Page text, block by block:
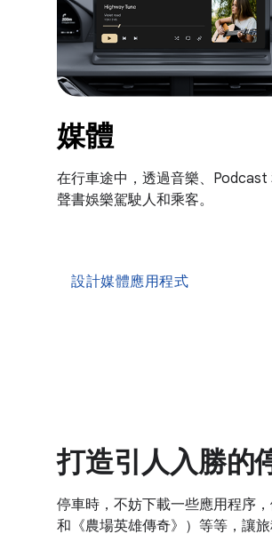
媒體
在行車途中，透過音樂、Podcast
聲書娛樂駕駛人和乘客。
設計媒體應用程式
打造引人入勝的
停車時，不妨下載一些應用程序
和《農場英雄傳奇》）等等，讓旅